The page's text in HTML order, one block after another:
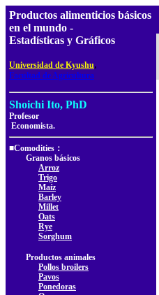
Productos alimenticios básicos
en el mundo -
Estadísticas y Gráficos
Universidad de Kyushu,
Facultad de Agricultura
Shoichi Ito, PhD
Profesor
Economista.
■Comodities：
Granos básicos
Arroz
Trigo
Maíz
Barley
Millet
Oats
Rye
Sorghum
Productos animales
Pollos broilers
Pavos
Ponedoras